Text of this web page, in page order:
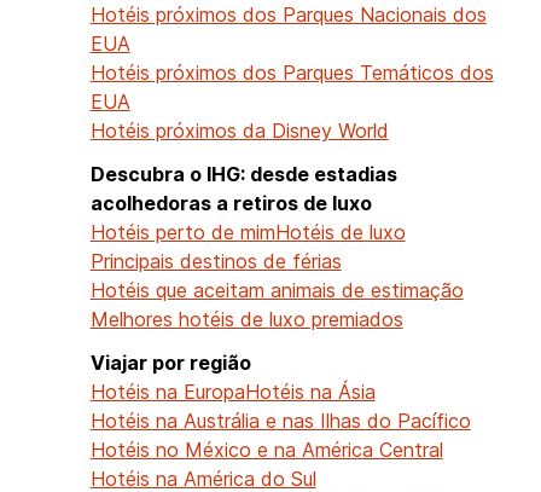
Hotéis próximos dos Parques Nacionais dos
EUA
Hotéis próximos dos Parques Temáticos dos
EUA
Hotéis próximos da Disney World
Descubra o IHG: desde estadias
acolhedoras a retiros de luxo
Hotéis perto de mimHotéis de luxo
Principais destinos de férias
Hotéis que aceitam animais de estimação
Melhores hotéis de luxo premiados
Viajar por região
Hotéis na EuropaHotéis na Ásia
Hotéis na Austrália e nas Ilhas do Pacífico
Hotéis no México e na América Central
Hotéis na América do Sul